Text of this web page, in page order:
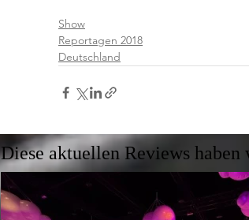
Show
Reportagen 2018
Deutschland
Diese aktuellen Reviews